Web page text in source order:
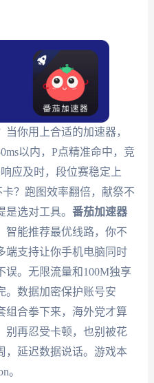
你用上合适的加速器，
以内，P点精准命中，竞
应及时，段位赛稳定上
？跑图效率翻倍，献祭不
选对工具。 番茄加速器
智能推荐最优线路，你不
端支持让你手机电脑同时
误。无限流量和100M独享
。数据加密保护账号安
组合拳下来，海外党才算
别再忍受卡顿，也别被花
，延迟数据说话。游戏本
。